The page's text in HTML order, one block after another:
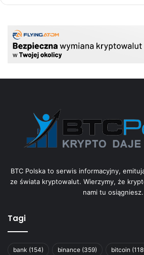
BTC Polska to serwis informacyjny,
ze świata kryptowalut. Wierzymy, że
nami tu osiągniesz.
Tagi
bank (154) binance (359) bitcoin